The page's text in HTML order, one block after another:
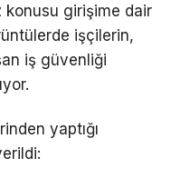
konusu girişime dair
işçilerin,
iş güvenliği
yaptığı